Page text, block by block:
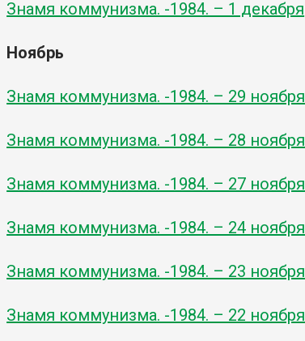
Знамя коммунизма. -1984. – 1 декабря
Ноябрь
Знамя коммунизма. -1984. – 29 ноября
Знамя коммунизма. -1984. – 28 ноября
Знамя коммунизма. -1984. – 27 ноября
Знамя коммунизма. -1984. – 24 ноября
Знамя коммунизма. -1984. – 23 ноября
Знамя коммунизма. -1984. – 22 ноября